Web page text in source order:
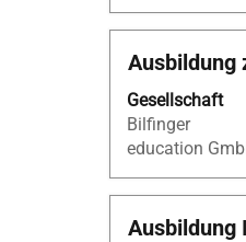
die
vollständig
Ausbildung
Gesellschaft
Bilfinger
education
Drücken
die
Leertaste,
um
die
vollständig
Ausbildung
Drücken